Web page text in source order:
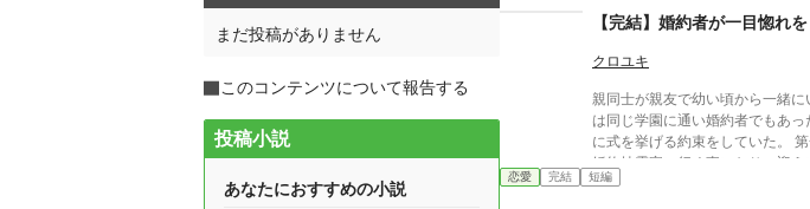
【完結】婚約者が一目惚れ
クロユキ
親同士が親友で幼い頃から一緒に
は同じ学園に通い婚約者でもあっ
に式を挙げる約束をしていた。 第
婚約披露宴に行く事になり、迎
に知らない女性を乗せてからア
恋愛 完結 短編
まだ投稿がありません
このコンテンツについて報告する
投稿小説
あなたにおすすめの小説